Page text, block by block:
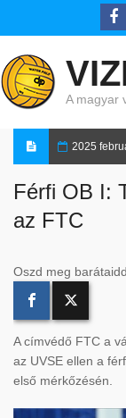
A magyar
2025
Férfi OB I:
az FTC
Oszd meg
A címvédő FTC a
az UVSE ellen a
első mérkőzésén.